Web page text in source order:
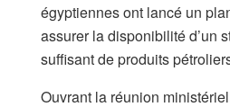
égyptiennes ont lancé un
assurer la disponibilité d’un
suffisant de produits
Ouvrant la réunion